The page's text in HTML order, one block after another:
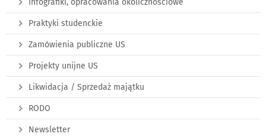
Infografiki, opracowania okolicznościowe
Praktyki studenckie
Zamówienia publiczne US
Projekty unijne US
Likwidacja / Sprzedaż majątku
RODO
Newsletter